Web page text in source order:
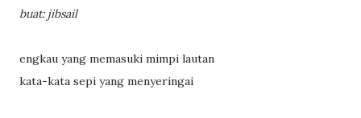
buat: jibsail
engkau yang memasuki mimpi lautan
kata-kata sepi yang menyeringai